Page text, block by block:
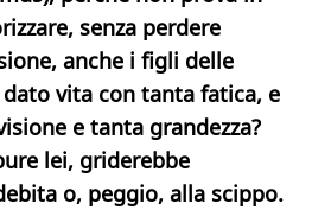
senza perdere
anche i figli delle
vita con tanta fatica, e
e tanta grandezza?
lei, griderebbe
o, peggio, alla scippo.